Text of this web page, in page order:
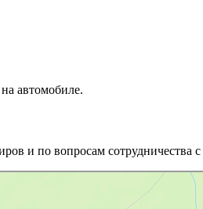
автомобиле.
и по вопросам сотрудничества